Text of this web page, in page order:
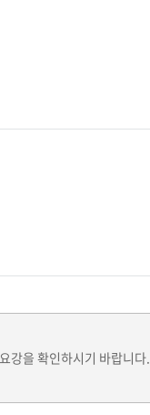
강을 확인하시기 바랍니다.